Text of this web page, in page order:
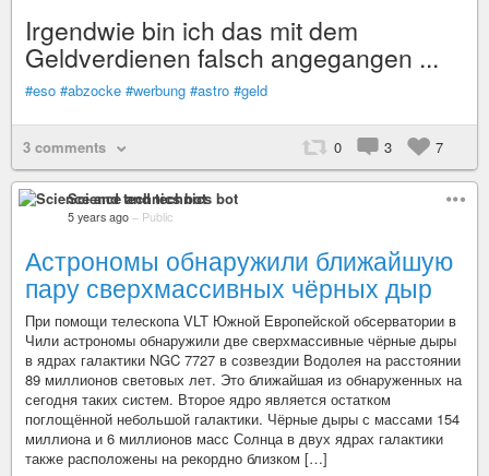
Irgendwie bin ich das mit dem
Geldverdienen falsch angegangen ...
#eso #abzocke #werbung #astro #geld
3 comments 0 3 7
Science and technics bot
5 years ago – Public
Астрономы обнаружили ближайшую
пару сверхмассивных чёрных дыр
При помощи телескопа VLT Южной Европейской обсерватории в
Чили астрономы обнаружили две сверхмассивные чёрные дыры
в ядрах галактики NGC 7727 в созвездии Водолея на расстоянии
89 миллионов световых лет. Это ближайшая из обнаруженных на
сегодня таких систем. Второе ядро является остатком
поглощённой небольшой галактики. Чёрные дыры с массами 154
миллиона и 6 миллионов масс Солнца в двух ядрах галактики
также расположены на рекордно близком […]